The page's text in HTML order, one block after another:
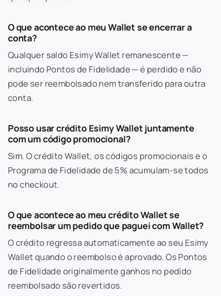
O que acontece ao meu Wallet se encerrar a
conta?
Qualquer saldo Esimy Wallet remanescente —
incluindo Pontos de Fidelidade — é perdido e não
pode ser reembolsado nem transferido para outra
conta.
Posso usar crédito Esimy Wallet juntamente
com um código promocional?
Sim. O crédito Wallet, os códigos promocionais e o
Programa de Fidelidade de 5% acumulam-se todos
no checkout.
O que acontece ao meu crédito Wallet se
reembolsar um pedido que paguei com Wallet?
O crédito regressa automaticamente ao seu Esimy
Wallet quando o reembolso é aprovado. Os Pontos
de Fidelidade originalmente ganhos no pedido
reembolsado são revertidos.